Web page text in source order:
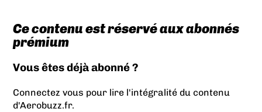
Ce contenu est réservé aux abonnés
prémium
Vous êtes déjà abonné ?
Connectez vous pour lire l'intégralité du contenu
d'Aerobuzz.fr.